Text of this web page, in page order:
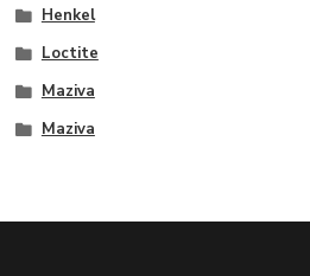
Henkel
Loctite
Maziva
Maziva